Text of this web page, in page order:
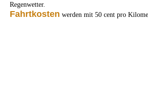
Regenwetter.
Fahrtkosten werden mit 50 cent pro